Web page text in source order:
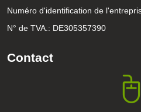
Numéro d'identification de
N° de TVA.: DE305357390
Contact